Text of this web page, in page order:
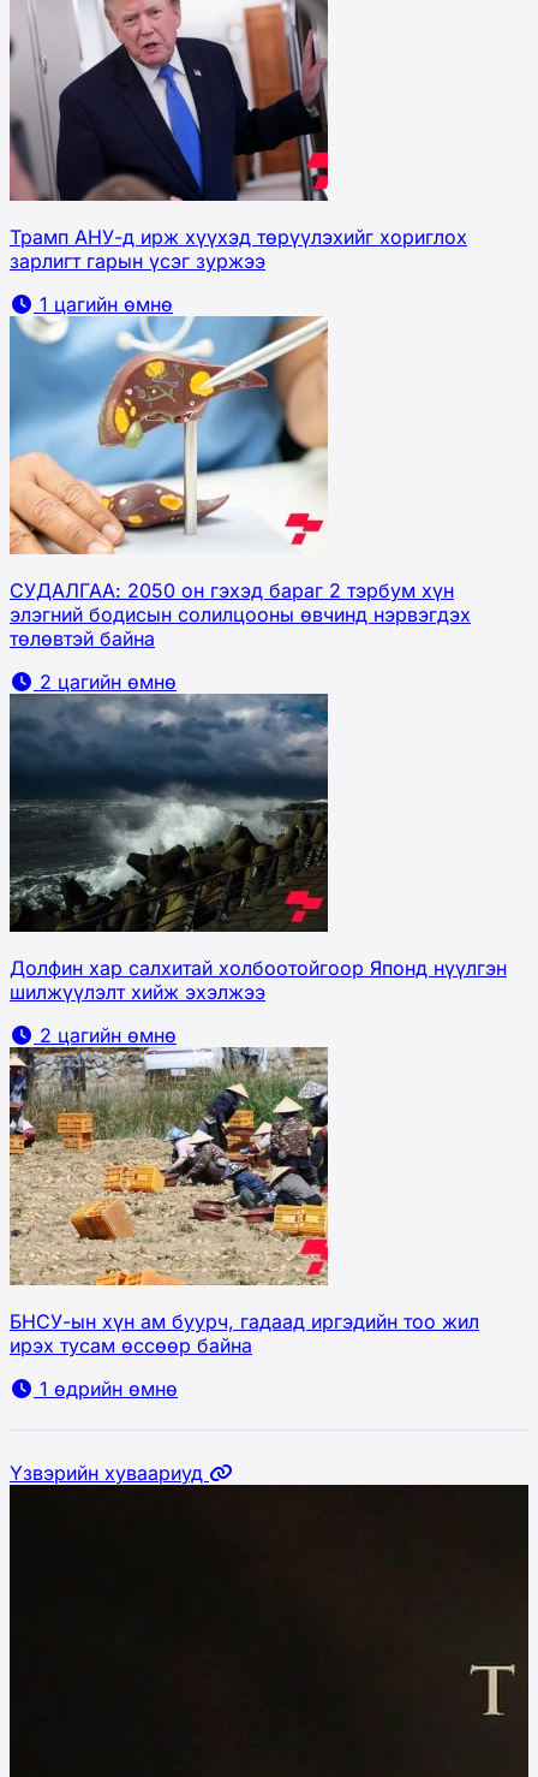
Трамп АНУ-д ирж хүүхэд төрүүлэхийг хориглох
зарлигт гарын үсэг зуржээ
1 цагийн өмнө
СУДАЛГАА: 2050 он гэхэд бараг 2 тэрбум хүн
элэгний бодисын солилцооны өвчинд нэрвэгдэх
төлөвтэй байна
2 цагийн өмнө
Долфин хар салхитай холбоотойгоор Японд нүүлгэн
шилжүүлэлт хийж эхэлжээ
2 цагийн өмнө
БНСУ-ын хүн ам буурч, гадаад иргэдийн тоо жил
ирэх тусам өссөөр байна
1 өдрийн өмнө
Үзвэрийн хуваариуд